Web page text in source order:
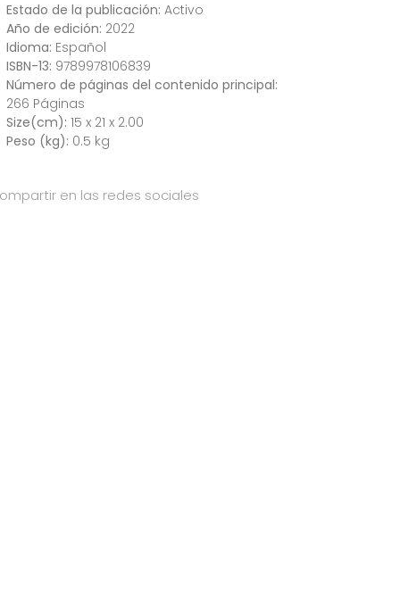
Estado de la publicación: Activo
Año de edición: 2022
Idioma: Español
ISBN-13: 9789978106839
Número de páginas del contenido principal:
266 Páginas
Size(cm): 15 x 21 x 2.00
Peso (kg): 0.5 kg
en las redes sociales